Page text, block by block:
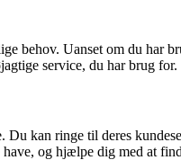
behov. Uanset om du
service, du har brug for.
kan ringe til deres
og hjælpe dig med at